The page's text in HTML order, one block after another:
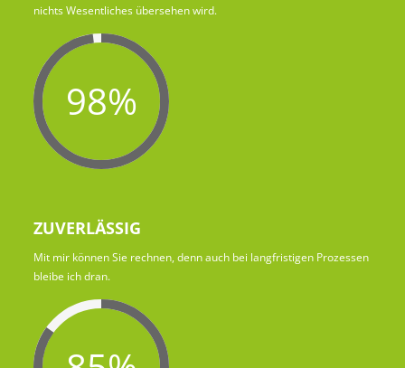
nichts Wesentliches übersehen wird.
98%
ZUVERLÄSSIG
Mit mir können Sie rechnen, denn auch bei langfristigen Prozessen
bleibe ich dran.